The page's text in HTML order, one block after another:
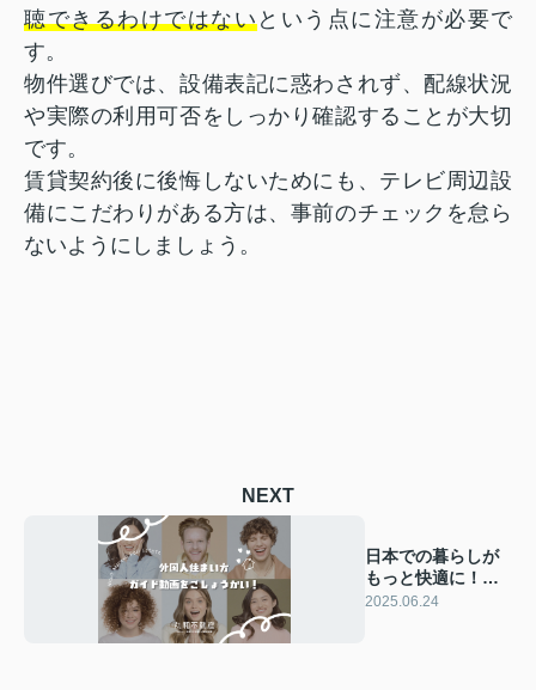
聴できるわけではないという点に注意が必要で
す。
物件選びでは、設備表記に惑わされず、配線状況
や実際の利用可否をしっかり確認することが大切
です。
賃貸契約後に後悔しないためにも、テレビ周辺設
備にこだわりがある方は、事前のチェックを怠ら
ないようにしましょう。
NEXT
日本での暮らしが
もっと快適に！外
国人住まい方ガイ
2025.06.24